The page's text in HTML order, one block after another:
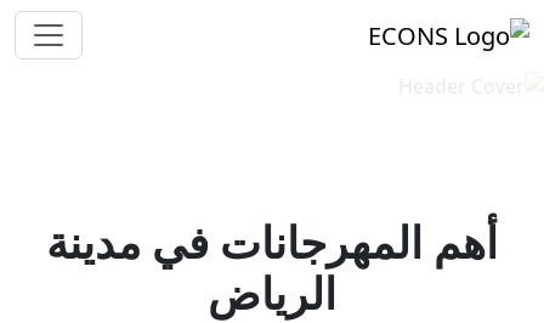
أهم المهرجانات في مدينة
الرياض